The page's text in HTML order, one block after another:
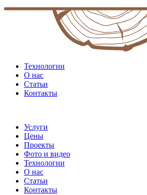
Технологии
О нас
Статьи
Контакты
Услуги
Цены
Проекты
Фото и видео
Технологии
О нас
Статьи
Контакты